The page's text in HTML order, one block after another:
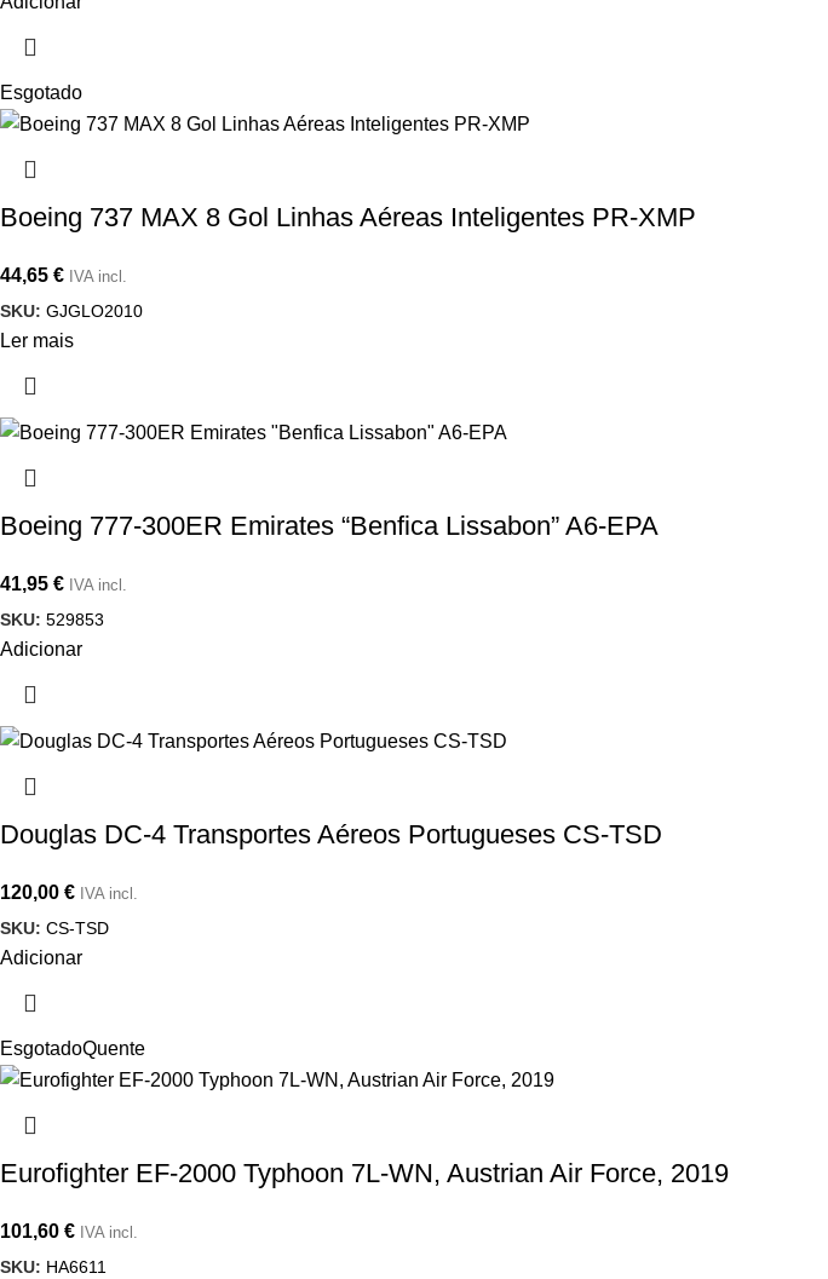
Esgotado
Boeing 737 MAX 8 Gol Linhas Aéreas Inteligentes PR-XMP
44,65 € IVA incl.
SKU: GJGLO2010
Ler mais
Boeing 777-300ER Emirates “Benfica Lissabon” A6-EPA
41,95 € IVA incl.
SKU: 529853
Adicionar
Douglas DC-4 Transportes Aéreos Portugueses CS-TSD
120,00 € IVA incl.
SKU: CS-TSD
Adicionar
EsgotadoQuente
Eurofighter EF-2000 Typhoon 7L-WN, Austrian Air Force, 2019
101,60 € IVA incl.
SKU: HA6611